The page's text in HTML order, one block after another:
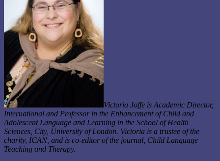
Victoria Joffe is Academic Director,
International and Professor in the Enhancement of Child and
Adolescent Language and Learning in the School of Health
Sciences, City, University of London. Victoria is a trustee of the
charity, ICAN, and is co-editor of the journal, Child Language
Teaching and Therapy.